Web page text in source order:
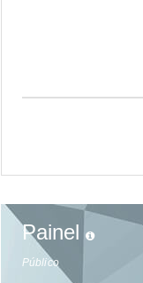
Painel
Público